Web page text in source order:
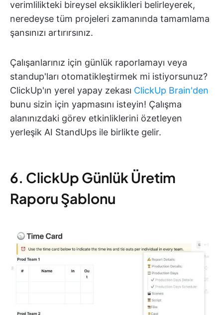
verimlilikteki bireysel eksiklikleri belirleyerek,
neredeyse tüm projeleri zamanında tamamlama
şansınızı artırırsınız.
Çalışanlarınız için günlük raporlamayı veya
standup'ları otomatikleştirmek mi istiyorsunuz?
ClickUp'ın yerel yapay zekası ClickUp Brain'den
bunu sizin için yapmasını isteyin! Çalışma
alanınızdaki görev etkinliklerini özetleyen
yerleşik AI StandUps ile birlikte gelir.
6. ClickUp Günlük Üretim
Raporu Şablonu